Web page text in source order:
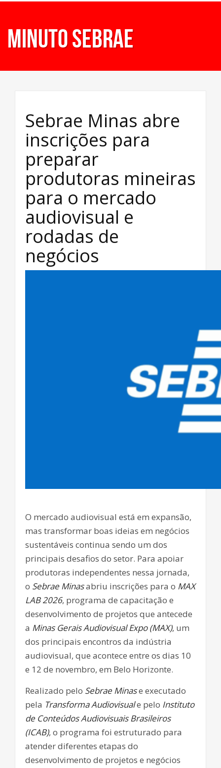
Minuto Sebrae
Sebrae Minas abre
inscrições para
preparar
produtoras mineiras
para o mercado
audiovisual e
rodadas de
negócios
O mercado audiovisual está em expansão,
mas transformar boas ideias em negócios
sustentáveis continua sendo um dos
principais desafios do setor. Para apoiar
produtoras independentes nessa jornada,
o Sebrae Minasabriu inscrições para o MAX
LAB 2026, programa de capacitação e
desenvolvimento de projetos que antecede
a Minas Gerais Audiovisual Expo (MAX), um
dos principais encontros da indústria
audiovisual, que acontece entre os dias 10
e 12 de novembro, em Belo Horizonte.
Realizado pelo Sebrae Minase executado
pela Transforma Audiovisuale pelo Instituto
de Conteúdos Audiovisuais Brasileiros
(ICAB), o programa foi estruturado para
atender diferentes etapas do
desenvolvimento de projetos e negócios